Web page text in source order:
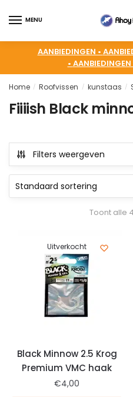
MENU
AANBIEDINGEN •
• AANBIEDINGEN
Home / Roofvissen / kunstaas /
Fiiiish Black
Filters weergeven
Toont alle
Uitverkocht
Black Minnow 2.5 Krog
Premium VMC haak
€4,00